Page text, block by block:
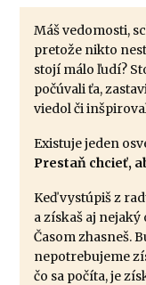
Máš vedomosti,
pretože nikto
stojí málo ľudí?
počúvali ťa,
viedol či
Existuje jeden
Prestaň chcieť,
Keď vystúpiš z
a získaš aj nejaký
Časom zhasneš.
nepotrebujeme
čo sa počíta, je